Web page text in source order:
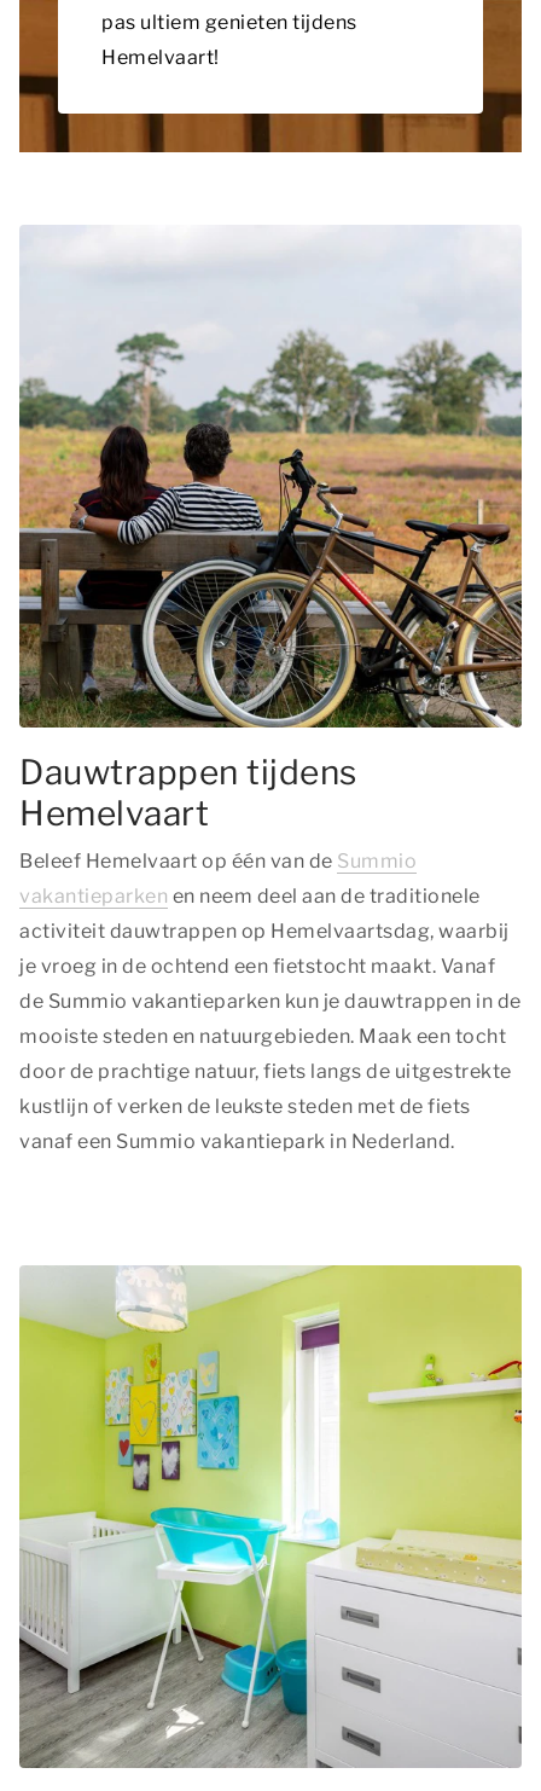
pas ultiem genieten tijdens
Hemelvaart!
Dauwtrappen tijdens
Hemelvaart
Beleef Hemelvaart op één van de Summio
vakantieparken en neem deel aan de traditionele
activiteit dauwtrappen op Hemelvaartsdag, waarbij
je vroeg in de ochtend een fietstocht maakt. Vanaf
de Summio vakantieparken kun je dauwtrappen in de
mooiste steden en natuurgebieden. Maak een tocht
door de prachtige natuur, fiets langs de uitgestrekte
kustlijn of verken de leukste steden met de fiets
vanaf een Summio vakantiepark in Nederland.